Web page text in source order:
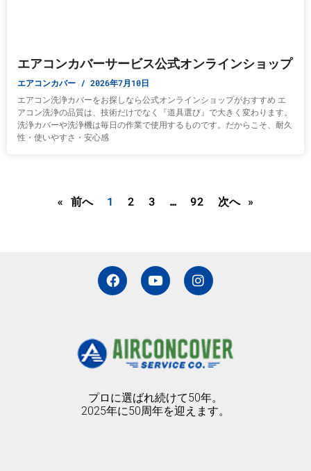
エアコンカバーサービス公式オンラインショップ
エアコンカバー 2026年7月10日
エアコン洗浄カバーをお探しなら公式オンラインショップがおすすめ エ
アコン洗浄の品質は、技術だけでなく『道具選び』で大きく変わります。
洗浄カバーや洗浄機は毎日の作業で使用するものです。だからこそ、耐久
性・使いやすさ・安心感
« 前へ 1 2 3 … 92 次へ »
F
a
c
o
o
k
Y
o
u
b
e
I
n
s
g
r
a
プロに選ばれ続けて50年。
2025年に50周年を迎えます。